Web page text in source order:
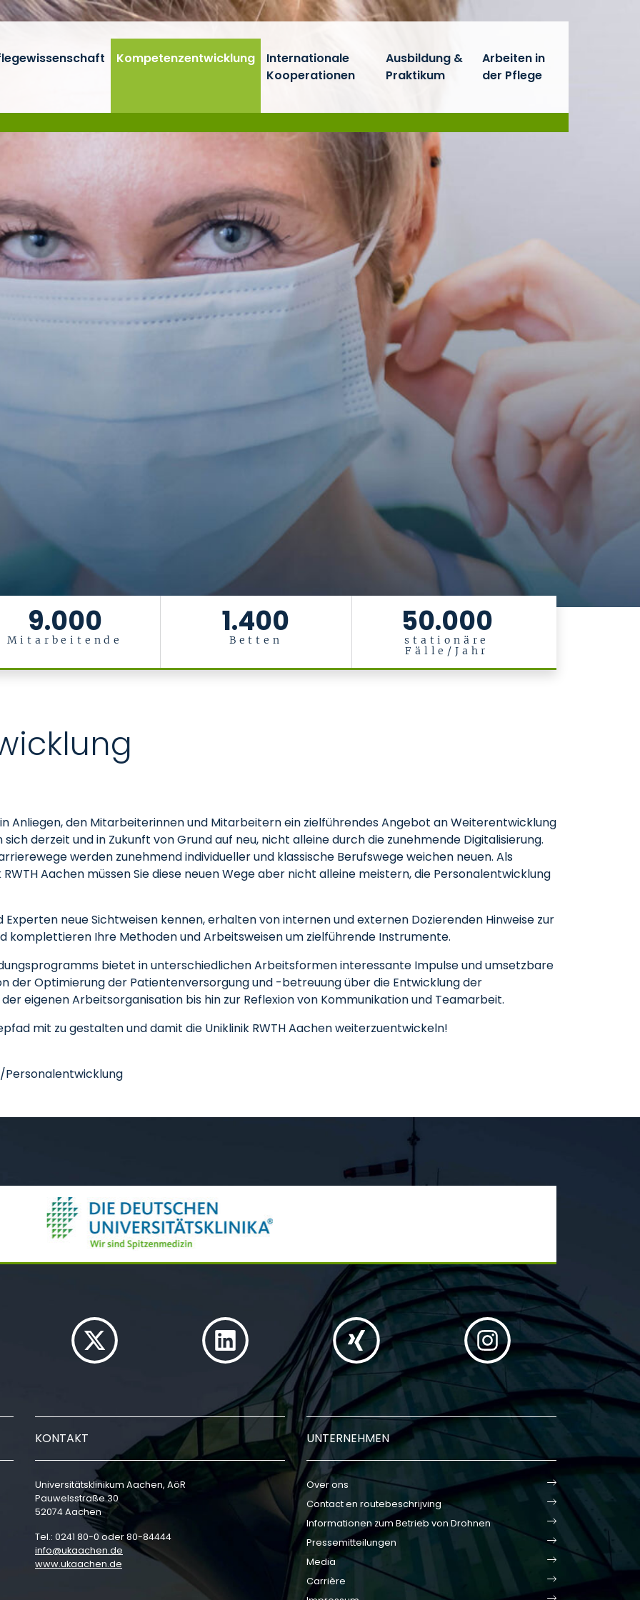
9.000
Mitarbeitende
1.400
Betten
50.000
stationäre
Fälle/Jahr
Kompetenzentwicklung
Internationale
Kooperationen
Ausbildung &
Praktikum
Arbeiten in
der Pflege
Anliegen, den Mitarbeiterinnen und Mitarbeitern ein zielführendes Angebot an Weiterentwicklung
derzeit und in Zukunft von Grund auf neu, nicht alleine durch die zunehmende Digitalisierung.
werden zunehmend individueller und klassische Berufswege weichen neuen. Als
Aachen müssen Sie diese neuen Wege aber nicht alleine meistern, die Personalentwicklung
neue Sichtweisen kennen, erhalten von internen und externen Dozierenden Hinweise zur
komplettieren Ihre Methoden und Arbeitsweisen um zielführende Instrumente.
bietet in unterschiedlichen Arbeitsformen interessante Impulse und umsetzbare
der Optimierung der Patientenversorgung und -betreuung über die Entwicklung der
eigenen Arbeitsorganisation bis hin zur Reflexion von Kommunikation und Teamarbeit.
mit zu gestalten und damit die Uniklinik RWTH Aachen weiterzuentwickeln!
Personalentwicklung
KONTAKT
Universitätsklinikum Aachen, AöR
Pauwelsstraße 30
52074 Aachen
Tel.: 0241 80-0 oder 80-84444
info
ukaachen de
www.ukaachen.de
UNTERNEHMEN
Over ons
Contact en routebeschrijving
Informationen zum Betrieb von Drohnen
Pressemitteilungen
Media
Carrière